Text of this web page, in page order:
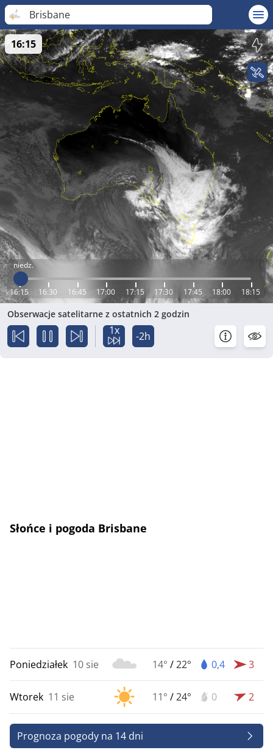
Brisbane
niedz.
16:15 16:30 16:45 17:00 17:15 17:30 17:45 18:00 18:15
16:15
Obserwacje satelitarne z ostatnich 2 godzin
1x -2h
Słońce i pogoda Brisbane
Poniedziałek 10 sie 14° /22° 0,4 3
Wtorek 11 sie 11° /24° 0 2
Prognoza pogody na 14 dni